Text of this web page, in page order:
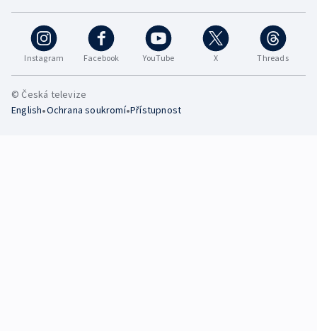
Instagram Facebook YouTube X Threads
© Česká televize
English•Ochrana soukromí•Přístupnost